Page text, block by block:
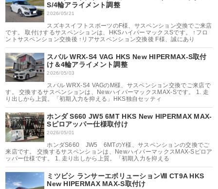
S/4輪アライメント調整
2026/05/21
スズキスイフトスポーツのF様、サスペンション交換でご来店
です。 取付けするサスペンションは、HKSハイパーマックスSです。 ↑フロ
ントサスペンション交換後 ↑リアサスペンション交換後 F様、誠にあり
スバル WRX-S4 VAG HKS New HIPERMAX-S取付
け＆4輪アライメント調整
2026/05/03
スバル WRX-S4 VAGのM様、サスペンション交換でご来店で
す。 交換するサスペンションは、NewハイパーマックスMAX-Sです。 1. 走
り出しから上質。「初期入力を抑える」HKS独自セッティ
ホンダ S660 JW5 6MT HKS New HIPERMAX MAX-
Sピロアッパー仕様取付け
2026/05/01
ホンダS660 JW5 6MTのY様、サスペンションの交換でご
来店です。 交換するサスペンションは、NewハイパーマックスMAX-Sピロア
ッパー仕様です。 1. 走り出しから上質。「初期入力を抑える
ミツビシ ランサーエボリューションⅧ CT9A HKS
New HIPERMAX MAX-S取付け